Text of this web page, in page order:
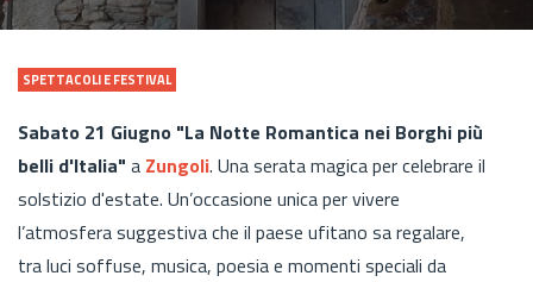
SPETTACOLI E FESTIVAL
Sabato 21 Giugno "La Notte Romantica nei Borghi più
belli d'Italia" a Zungoli. Una serata magica per celebrare il
solstizio d'estate. Un’occasione unica per vivere
l’atmosfera suggestiva che il paese ufitano sa regalare,
tra luci soffuse, musica, poesia e momenti speciali da